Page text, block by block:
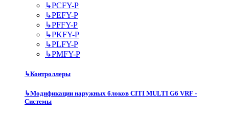
↳PCFY-P
↳PEFY-P
↳PFFY-P
↳PKFY-P
↳PLFY-P
↳PMFY-P
↳Контроллеры
↳Модификации наружных блоков CITI MULTI G6 VRF -
Системы